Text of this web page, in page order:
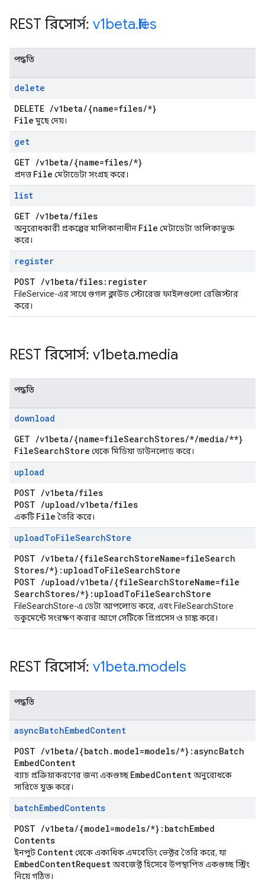
REST রিসোর্স: v1beta.files
পদ্ধতি
delete
DELETE /v1beta/{name=files/*}
File মুছে দেয়।
get
GET /v1beta/{name=files/*}
প্রদত্ত File মেটাডেটা সংগ্রহ করে।
list
GET /v1beta/files
অনুরোধকারী প্রকল্পের মালিকানাধীন File মেটাডেটা তালিকাভুক্ত
করে।
register
POST /v1beta/files:register
FileService-এর সাথে গুগল ক্লাউড স্টোরেজ ফাইলগুলো রেজিস্টার
করে।
REST রিসোর্স: v1beta.media
পদ্ধতি
download
GET /v1beta/{name=fileSearchStores/*/media/**}
FileSearchStore থেকে মিডিয়া ডাউনলোড করে।
upload
POST /v1beta/files
POST /upload/v1beta/files
একটি File তৈরি করে।
uploadToFileSearchStore
POST /v1beta/{fileSearchStoreName=fileSearch
Stores/*}:uploadToFileSearchStore
POST /upload/v1beta/{fileSearchStoreName=file
SearchStores/*}:uploadToFileSearchStore
FileSearchStore-এ ডেটা আপলোড করে, এবং FileSearchStore
ডকুমেন্টে সংরক্ষণ করার আগে সেটিকে প্রিপ্রসেস ও চাঙ্ক করে।
REST রিসোর্স: v1beta.models
পদ্ধতি
asyncBatchEmbedContent
POST /v1beta/{batch . model=models/*}:asyncBatch
EmbedContent
ব্যাচ প্রক্রিয়াকরণের জন্য একগুচ্ছ EmbedContentঅনুরোধকে
সারিতে যুক্ত করে।
batchEmbedContents
POST /v1beta/{model=models/*}:batchEmbed
Contents
ইনপুট Contentথেকে একাধিক এমবেডিং ভেক্টর তৈরি করে, যা
EmbedContentRequestঅবজেক্ট হিসেবে উপস্থাপিত একগুচ্ছ স্ট্রিং
নিয়ে গঠিত।